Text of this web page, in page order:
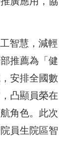
智慧，減輕
推薦為「健
安排全國數
凸顯員榮在
角色。此次
員生院區智